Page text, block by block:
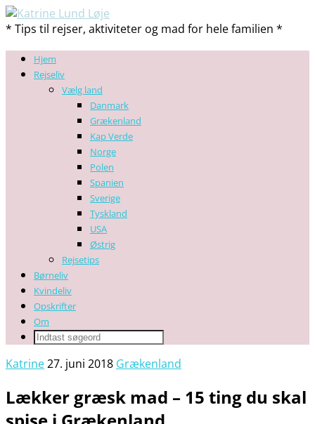
* Tips til rejser, aktiviteter og mad for hele familien *
Hjem
Rejseliv
Vælg land
Danmark
Grækenland
Kap Verde
Norge
Polen
Spanien
Sverige
Tyskland
USA
Østrig
Rejsetips
Børneliv
Kvindeliv
Opskrifter
Om
Katrine27. juni 2018 Grækenland
Lækker græsk mad – 15 ting du skal